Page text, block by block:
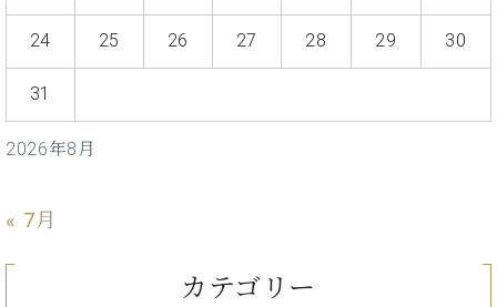
ッ
シ
ナ
社
子
2026年8月
24 25 26 27 28 29 30
31
« 7月
カテゴリー